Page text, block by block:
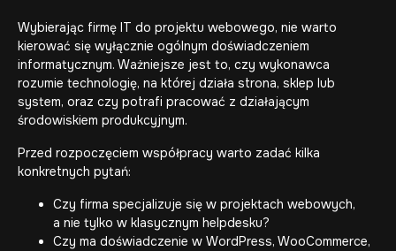
Wybierając firmę IT do projektu webowego, nie warto
kierować się wyłącznie ogólnym doświadczeniem
informatycznym. Ważniejsze jest to, czy wykonawca
rozumie technologię, na której działa strona, sklep lub
system, oraz czy potrafi pracować z działającym
środowiskiem produkcyjnym.
Przed rozpoczęciem współpracy warto zadać kilka
konkretnych pytań:
Czy firma specjalizuje się w projektach webowych,
a nie tylko w klasycznym helpdesku?
Czy ma doświadczenie w WordPress, WooCommerce,